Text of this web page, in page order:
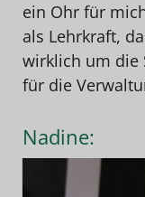
ein Ohr für
als Lehrkraft,
wirklich um die
für die
Nadine: